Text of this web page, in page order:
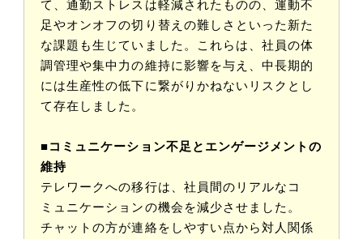
て、通勤ストレスは軽減されたものの、運動不
足やオンオフの切り替えの難しさといった新た
な課題も生じていました。これらは、社員の体
調管理や集中力の維持に影響を与え、中長期的
には生産性の低下に繋がりかねないリスクとし
て存在しました。
■コミュニケーション不足とエンゲージメントの
維持
テレワークへの移行は、社員間のリアルなコ
ミュニケーションの機会を減少させました。
チャットの方が連絡をしやすい点から対人関係